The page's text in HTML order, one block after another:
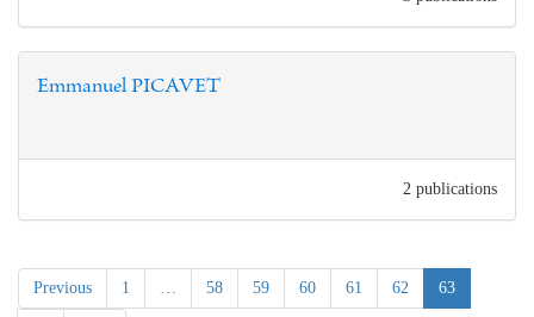
Emmanuel PICAVET
2 publications
Previous 1 58 59 60 61 62 63(current)